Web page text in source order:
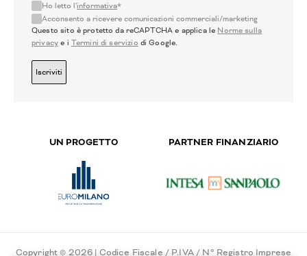
Ho letto l'informativa*
Acconsento a ricevere comunicazioni commerciali/marketing
Questo sito è protetto da reCAPTCHA e applica le Norme sulla
privacy e i Termini di servizio di Google.
Iscriviti
UN PROGETTO PARTNER FINANZIARIO
Copyright © 2026 | Codice Fiscale / P.IVA / N° Registro Imprese